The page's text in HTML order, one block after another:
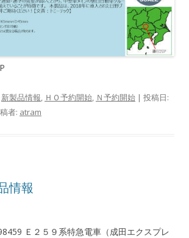
新製品情報, ＨＯ予約開始, Ｎ予約開始 | 投稿日:
者: atram
情報
Ｅ２５９系特急電車（成田エクスプレ